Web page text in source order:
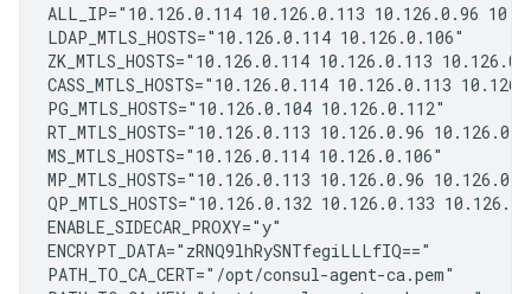
ALL_IP="10.126.0.114 10.126.0.113 10.126.0.96
LDAP_MTLS_HOSTS="10.126.0.114 10.126.0.106"
ZK_MTLS_HOSTS="10.126.0.114 10.126.0.113
CASS_MTLS_HOSTS="10.126.0.114 10.126.0.113
PG_MTLS_HOSTS="10.126.0.104 10.126.0.112"
RT_MTLS_HOSTS="10.126.0.113 10.126.0.96
MS_MTLS_HOSTS="10.126.0.114 10.126.0.106"
MP_MTLS_HOSTS="10.126.0.113 10.126.0.96
QP_MTLS_HOSTS="10.126.0.132 10.126.0.133
ENABLE_SIDECAR_PROXY="y"
ENCRYPT_DATA="zRNQ9lhRySNTfegiLLLfIQ=="
PATH_TO_CA_CERT="/opt/consul-agent-ca.pem"